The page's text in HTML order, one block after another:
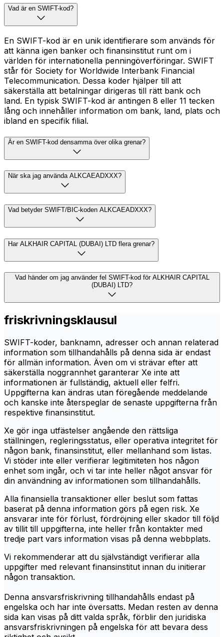
Vad är en SWIFT-kod?
En SWIFT-kod är en unik identifierare som används för
att känna igen banker och finansinstitut runt om i
världen för internationella penningöverföringar. SWIFT
står för Society for Worldwide Interbank Financial
Telecommunication. Dessa koder hjälper till att
säkerställa att betalningar dirigeras till rätt bank och
land. En typisk SWIFT-kod är antingen 8 eller 11 tecken
lång och innehåller information om bank, land, plats och
ibland en specifik filial.
Är en SWIFT-kod densamma över olika grenar?
När ska jag använda ALKCAEADXXX?
Vad betyder SWIFT/BIC-koden ALKCAEADXXX?
Har ALKHAIR CAPITAL (DUBAI) LTD flera grenar?
Vad händer om jag använder fel SWIFT-kod för ALKHAIR CAPITAL
(DUBAI) LTD?
friskrivningsklausul
SWIFT-koder, banknamn, adresser och annan relaterad
information som tillhandahålls på denna sida är endast
för allmän information. Även om vi strävar efter att
säkerställa noggrannhet garanterar Xe inte att
informationen är fullständig, aktuell eller felfri.
Uppgifterna kan ändras utan föregående meddelande
och kanske inte återspeglar de senaste uppgifterna från
respektive finansinstitut.
Xe gör inga utfästelser angående den rättsliga
ställningen, regleringsstatus, eller operativa integritet för
någon bank, finansinstitut, eller mellanhand som listas.
Vi stöder inte eller verifierar legitimiteten hos någon
enhet som ingår, och vi tar inte heller något ansvar för
din användning av informationen som tillhandahålls.
Alla finansiella transaktioner eller beslut som fattas
baserat på denna information görs på egen risk. Xe
ansvarar inte för förlust, fördröjning eller skador till följd
av tillit till uppgifterna, inte heller från kontakter med
tredje part vars information visas på denna webbplats.
Vi rekommenderar att du självständigt verifierar alla
uppgifter med relevant finansinstitut innan du initierar
någon transaktion.
Denna ansvarsfriskrivning tillhandahålls endast på
engelska och har inte översatts. Medan resten av denna
sida kan visas på ditt valda språk, förblir den juridiska
ansvarsfriskrivningen på engelska för att bevara dess